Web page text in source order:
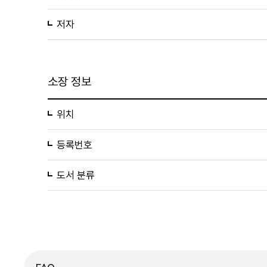
저자
소장 정보
위치
등록번호
도서 분류